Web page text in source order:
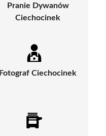
Pranie Dywanów
Ciechocinek
Fotograf Ciechocinek